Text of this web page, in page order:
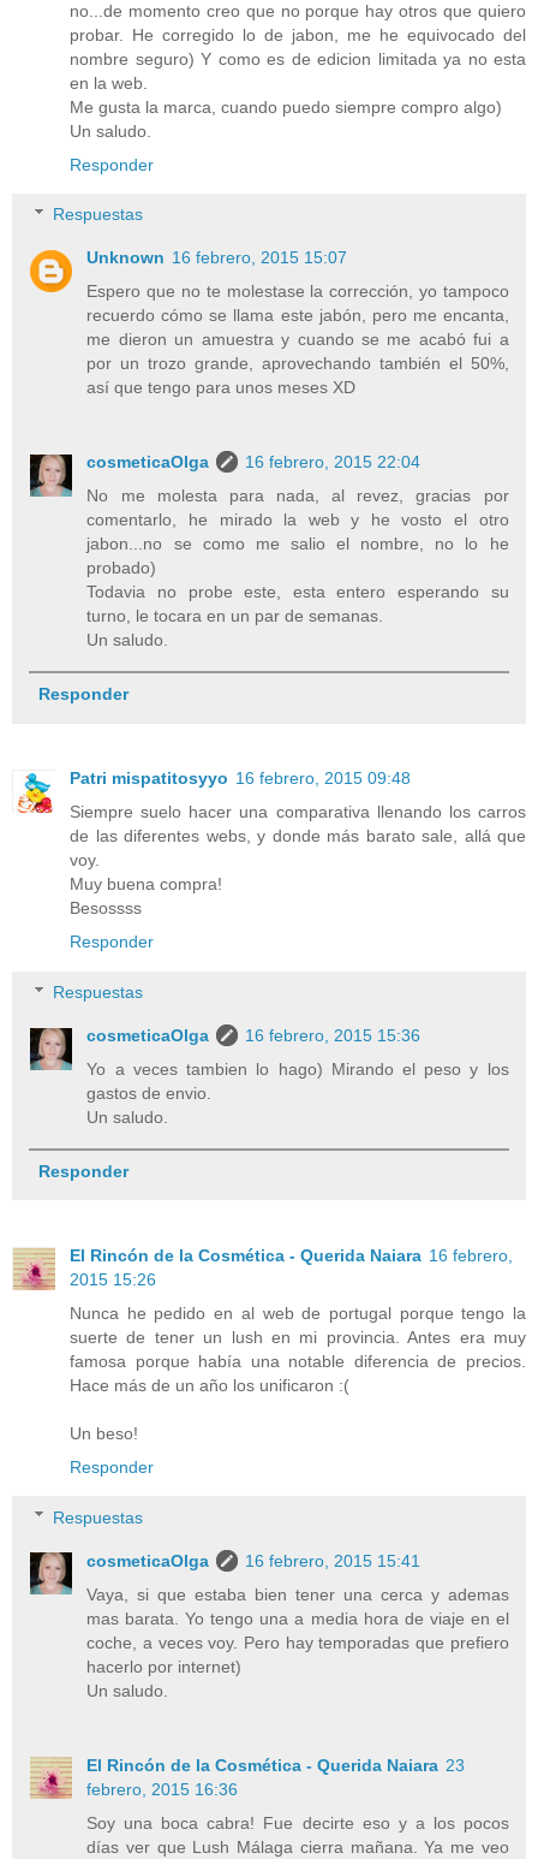
no...de momento creo que no porque hay otros que quiero
probar. He corregido lo de jabon, me he equivocado del
nombre seguro) Y como es de edicion limitada ya no esta
en la web.
Me gusta la marca, cuando puedo siempre compro algo)
Un saludo.
Responder
Respuestas
Unknown 16 febrero, 2015 15:07
Espero que no te molestase la corrección, yo tampoco
recuerdo cómo se llama este jabón, pero me encanta,
me dieron un amuestra y cuando se me acabó fui a
por un trozo grande, aprovechando también el 50%,
así que tengo para unos meses XD
cosmeticaOlga
16 febrero, 2015 22:04
No me molesta para nada, al revez, gracias por
comentarlo, he mirado la web y he vosto el otro
jabon...no se como me salio el nombre, no lo he
probado)
Todavia no probe este, esta entero esperando su
turno, le tocara en un par de semanas.
Un saludo.
Responder
Patri mispatitosyyo 16 febrero, 2015 09:48
Siempre suelo hacer una comparativa llenando los carros
de las diferentes webs, y donde más barato sale, allá que
voy.
Muy buena compra!
Besossss
Responder
Respuestas
cosmeticaOlga
16 febrero, 2015 15:36
Yo a veces tambien lo hago) Mirando el peso y los
gastos de envio.
Un saludo.
Responder
El Rincón de la Cosmética - Querida Naiara 16 febrero,
2015 15:26
Nunca he pedido en al web de portugal porque tengo la
suerte de tener un lush en mi provincia. Antes era muy
famosa porque había una notable diferencia de precios.
Hace más de un año los unificaron :(
Un beso!
Responder
Respuestas
cosmeticaOlga
16 febrero, 2015 15:41
Vaya, si que estaba bien tener una cerca y ademas
mas barata. Yo tengo una a media hora de viaje en el
coche, a veces voy. Pero hay temporadas que prefiero
hacerlo por internet)
Un saludo.
El Rincón de la Cosmética - Querida Naiara 23
febrero, 2015 16:36
Soy una boca cabra! Fue decirte eso y a los pocos
días ver que Lush Málaga cierra mañana. Ya me veo